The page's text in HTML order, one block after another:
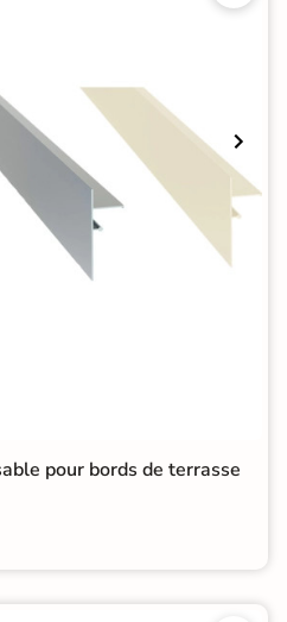
pour bords de terrasse